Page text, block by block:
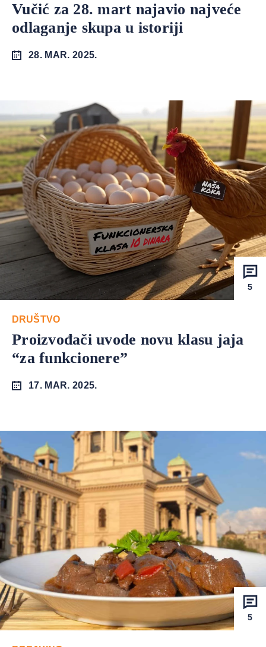
Vučić za 28. mart najavio najveće
odlaganje skupa u istoriji
28. MAR. 2025.
5
DRUŠTVO
Proizvođači uvode novu klasu jaja
“za funkcionere”
17. MAR. 2025.
5